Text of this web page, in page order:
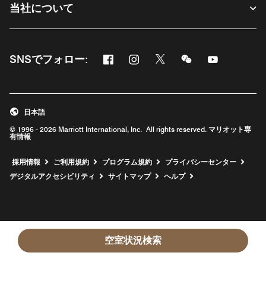
空室状況検索
当社について
SNSでフォロー: Facebook
新しいウィンドウで開く
Instagram
新しいウィンドウで開く
Twitter
新しいウィンドウで開く
Messenger
新しいウィンドウ
新しいウィ
© 1996 - 2026 Marriott International, Inc. All rights reserved. マリオット専
有情報
日本語
採用情報 新しいウィンドウで開く
ご利用規約 プログラム規約
プライバシーセンター
デジタルアクセシビリティ
サイトマップ ヘルプ